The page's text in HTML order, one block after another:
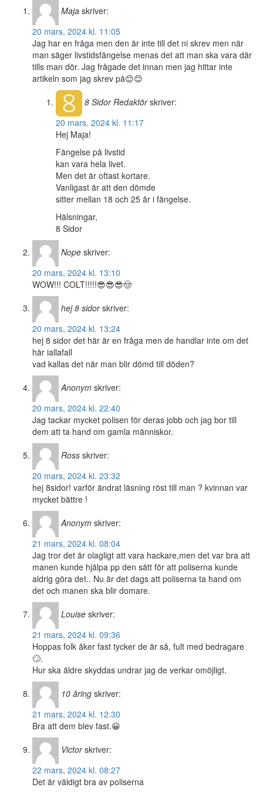
Maja skriver:
20 mars, 2024 kl. 11:05
Jag har en fråga men den är inte till det ni skrev men när
man säger livstidsfängelse menas det att man ska vara där
tills man dör. Jag frågade det innan men jag hittar inte
artikeln som jag skrev på😊😊
8 SidorRedaktör skriver:
20 mars, 2024 kl. 11:17
Hej Maja!
Fängelse på livstid
kan vara hela livet.
Men det är oftast kortare.
Vanligast är att den dömde
sitter mellan 18 och 25 år i fängelse.
Hälsningar,
8 Sidor
Nope skriver:
20 mars, 2024 kl. 13:10
WOW!!! COLT!!!!!😎😎😎🤠
hej 8 sidor skriver:
20 mars, 2024 kl. 13:24
hej 8 sidor det här är en fråga men de handlar inte om det
här iallafall
vad kallas det när man blir dömd till döden?
Anonym skriver:
20 mars, 2024 kl. 22:40
Jag tackar mycket polisen för deras jobb och jag bor till
dem att ta hand om gamla människor.
Ross skriver:
20 mars, 2024 kl. 23:32
hej 8sidor! varför ändrat läsning röst till man ? kvinnan var
mycket bättre !
Anonym skriver:
21 mars, 2024 kl. 08:04
Jag tror det är olagligt att vara hackare,men det var bra att
manen kunde hjälpa pp den sätt för att poliserna kunde
aldrig göra det.. Nu är det dags att poliserna ta hand om
det och manen ska blir domare.
Louise skriver:
21 mars, 2024 kl. 09:36
Hoppas folk åker fast tycker de är så, fult med bedragare
🙄.
Hur ska äldre skyddas undrar jag de verkar omöjligt.
10 åring skriver:
21 mars, 2024 kl. 12:30
Bra att dem blev fast.😀
Victor skriver:
22 mars, 2024 kl. 08:27
Det är väldigt bra av poliserna